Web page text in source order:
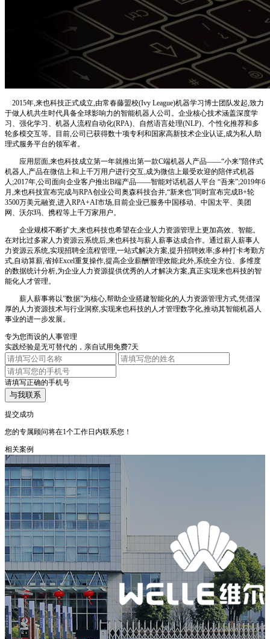
2015年,来也科技正式成立,由常春藤盟校(Ivy League)机器学习博士团队发起,致力
于做人机共生时代具备全球影响力的智能机器人公司。企业核心技术涵盖深度学
习、强化学习、机器人流程自动化(RPA)、自然语言处理(NLP)、个性化推荐和多
轮多模交互等。目前,公司已获得数十项专利和国家高新技术企业认证,成为私人助
理式服务平台的领军者。
应用层面,来也科技成立第一年就推出第一款C端机器人产品——“小来”陪伴式
机器人,产品在微信上和上千万用户进行交互,成为微信上最受欢迎的陪伴式机器
人;2017年,公司面向企业客户推出B端产品——智能对话机器人平台 “吾来”;2019年6
月,来也科技宣布完成与RPA创业公司奥森科技合并,“新来也”同时宣布完成B+轮
3500万美元融资,进入RPA+AI市场,目前企业已服务中国移动、中国太平、美团
网、沃尔玛、携程等上千万家用户。
企业规模不断扩大,来也科技也希望在企业人力资源管理上更加高效、智能。
在对比过多家人力资源云系统后,来也科技与薪人薪事达成合作。通过薪人薪事人
力资源云系统,实现招聘全流程管理,一站式解决方案,提升招聘效率;多种打卡考勤方
式,自动算薪,省掉Excel重复操作,提高企业薪酬管理效能;此外,系统全方位、多维度
的数据统计分析,为企业人力资源提供优秀的人才解决方案,真正实现来也科技的智
能化人才管理。
薪人薪事将以”数据”为核心,帮助企业搭建智能化的人力资源管理方式,凭借深
厚的人力资源技术与行业洞察,实现来也科技的人才管理数字化,推动其智能机器人
事业的进一步发展。
专为您而设的人事管理
实践经验是无可替代的，亲自试用免费7天
请填写正确的手机号
与我联系
提交成功
您的专属顾问将在1个工作日内联系您！
相关案例